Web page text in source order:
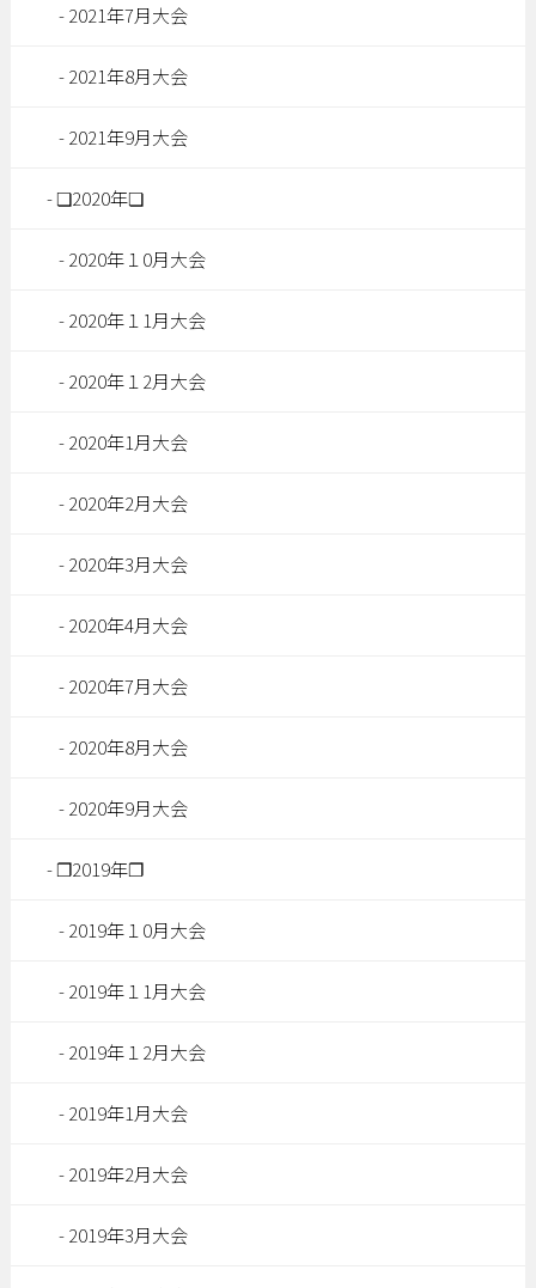
2021年7月大会
2021年8月大会
2021年9月大会
❏2020年❏
2020年１0月大会
2020年１1月大会
2020年１2月大会
2020年1月大会
2020年2月大会
2020年3月大会
2020年4月大会
2020年7月大会
2020年8月大会
2020年9月大会
❐2019年❐
2019年１0月大会
2019年１1月大会
2019年１2月大会
2019年1月大会
2019年2月大会
2019年3月大会